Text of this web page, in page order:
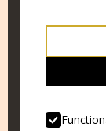
Die dritte
Movie
erneut in